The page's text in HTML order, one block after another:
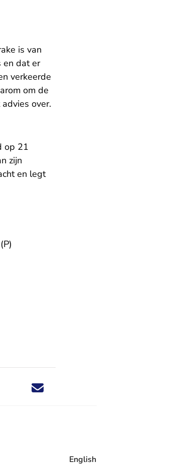
is van
en dat er
verkeerde
om de
over.
op 21
zijn
en legt
Deel dit nieuwsbericht via X - U verlaat
Deel dit nieuwsbericht via Facebook - U
Deel dit nieuwsbericht via e-mail
Deel dit nieuwsbericht via LinkedIn - U
English